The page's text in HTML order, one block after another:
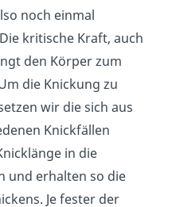
noch einmal
kritische Kraft, auch
den Körper zum
die Knickung zu
wir die sich aus
Knickfällen
in die
und erhalten so die
Je fester der